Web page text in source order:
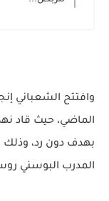
وافتتح الشعباني
الماضي، حيث قاد
بهدف دون رد، وذلك
المدرب البوسني